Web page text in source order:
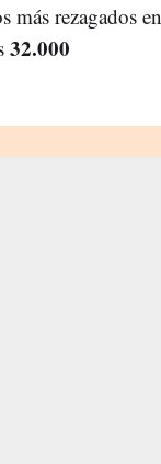
rezagados en
32.000